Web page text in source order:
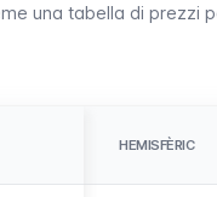
una tabella di prezzi
HEMISFÈRIC